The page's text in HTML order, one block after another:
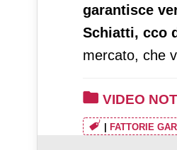
garantisce
Schiatti, cco
mercato, che
VIDEO
FATTORIE